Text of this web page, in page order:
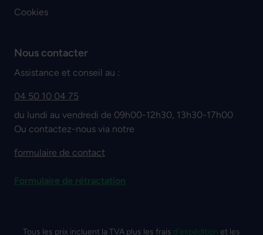
Cookies
Nous contacter
Assistance et conseil au :
04 50 10 04 75
du lundi au vendredi de 09h00-12h30, 13h30-17h00
Ou contactez-nous via notre
formulaire de contact
Formulaire de rétractation
Tous les prix incluent la TVA plus les frais d'expédition et les